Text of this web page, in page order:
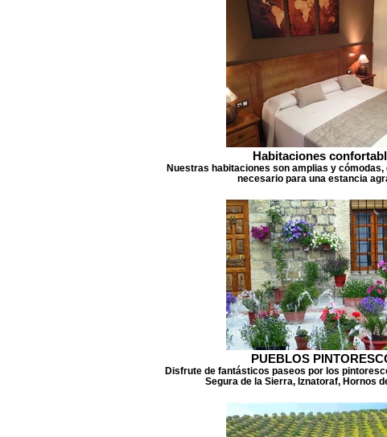
Habitaciones
Nuestras habitaciones son amplias y cómodas,
necesario para una estancia
PUEBLOS
Disfrute de fantásticos paseos por los
Segura de la Sierra, Iznatoraf, Hornos